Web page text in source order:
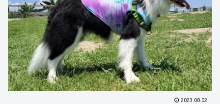
2023.08.02